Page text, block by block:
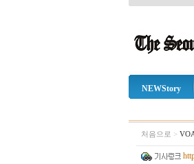
NEWStory
처음으로 >